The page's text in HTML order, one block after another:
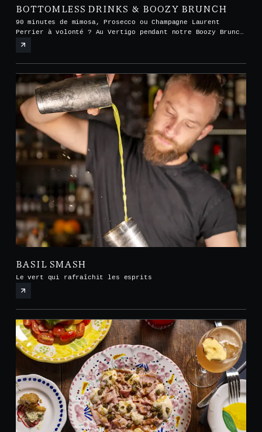
BOTTOMLESS DRINKS & BOOZY BRUNCH
90 minutes de mimosa, Prosecco ou Champagne Laurent
Perrier à volonté ? Au Vertigo pendant notre Boozy Brunch
tous les samedis et dimanches de midi à 15h
BASIL SMASH
Le vert qui rafraîchit les esprits